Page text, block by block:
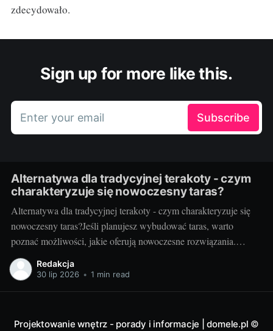
zdecydowało.
Sign up for more like this.
Enter your email Subscribe
Alternatywa dla tradycyjnej terakoty - czym
charakteryzuje się nowoczesny taras?
Alternatywa dla tradycyjnej terakoty - czym charakteryzuje się
nowoczesny taras?Jeśli planujesz wybudować taras, warto
poznać możliwości, jakie oferują nowoczesne rozwiązania.
Można przecież zdecydować się na coś więcej niż tylko
tradycyjną terakotę. Ale jak wygląda nowoczesny taras i dlaczego
Redakcja
30 lip 2026 • 1 min read
Projektowanie wnętrz - porady i informacje | domele.pl ©